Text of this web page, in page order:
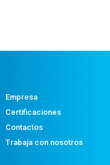
Empresa
Certificaciones
Contactos
Trabaja con nosotros